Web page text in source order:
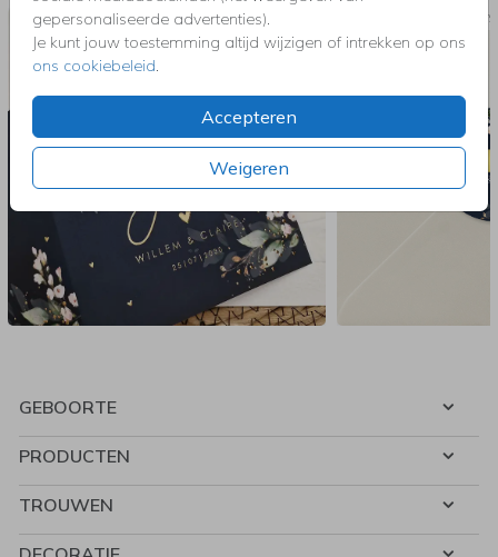
gepersonaliseerde advertenties).
Je kunt jouw toestemming altijd wijzigen of intrekken op ons
ons cookiebeleid
Accepteren
Weigeren
TROUWKAART
GEBOORTE
PRODUCTEN
TROUWEN